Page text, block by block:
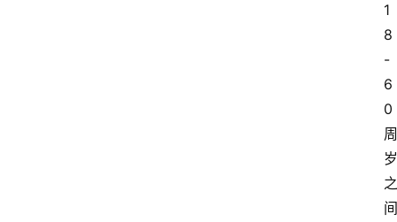
1
8
-
6
0
周
岁
之
间